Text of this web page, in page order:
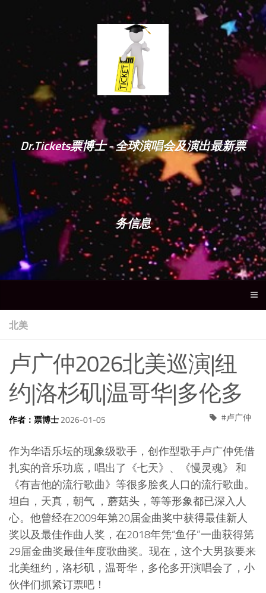
Dr.Tickets票博士 - 全球演唱会及演出最新票
务信息
北美
卢广仲2026北美巡演|纽
约|洛杉矶|温哥华|多伦多
作者：票博士2026-01-05 卢广仲
作为华语乐坛的现象级歌手，创作型歌手卢广仲凭借
扎实的音乐功底，唱出了《七天》、《慢灵魂》 和
《有吉他的流行歌曲》等很多脍炙人口的流行歌曲。
坦白，天真，朝气 ，蘑菇头，等等形象都已深入人
心。他曾经在2009年第20届金曲奖中获得最佳新人
奖以及最佳作曲人奖，在2018年凭“鱼仔”一曲获得第
29届金曲奖最佳年度歌曲奖。现在，这个大男孩要来
北美纽约，洛杉矶，温哥华，多伦多开演唱会了，小
伙伴们抓紧订票吧！